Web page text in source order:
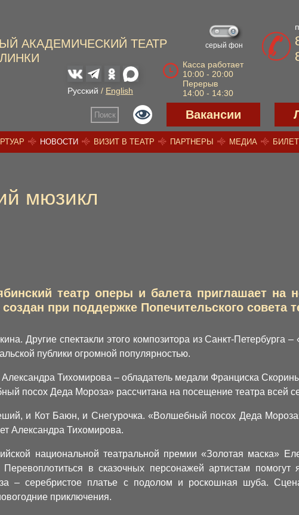
АКАДЕМИЧЕСКИЙ ТЕАТР
серый фон
Касса работает
10:00 - 20:00
Перерыв
14:00 - 14:30
Русский / English
Поиск Вакансии
НОВОСТИ ВИЗИТ В ТЕАТР ПАРТНЕРЫ МЕДИА
мюзикл
театр оперы и балета приглашает на
при поддержке Попечительского совета
Другие спектакли этого композитора из Санкт-Петербурга
публики огромной популярностью.
Тихомирова – обладатель медали Франциска
посох Деда Мороза» рассчитана на посещение театра всей
и Кот Баюн, и Снегурочка. «Волшебный посох Деда Мороза»
Александра Тихомирова.
национальной театральной премии «Золотая маска»
в сказочных персонажей артистам помогут
– серебристое платье с подолом и роскошная шуба.
приключения.